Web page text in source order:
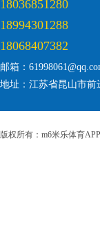
18036851280
18994301288
18068407382
邮箱：
地址：江苏省昆山市前
版权所有：m6米乐体育